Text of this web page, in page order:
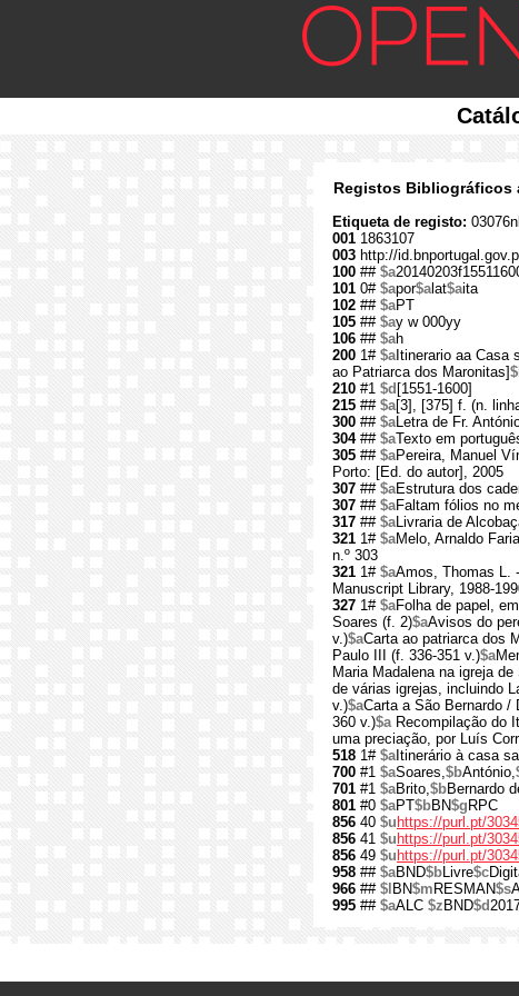
Registos Bibliográficos
Etiqueta de registo:
001 1863107
003 http://
100 ## $a
101 0# $apor$alat$aita
102 ## $aPT
105 ## $ay w 000yy
106 ## $ah
200 1# $aItinerario aa Casa
ao Patriarca dos Maronitas]
210 #1 $d [1551-1600]
215 ## $a[3], [375] f. (n.
300 ## $aLetra de Fr.
304## $aTexto em
305 ## $aPereira, Manuel
Porto: [Ed. do autor], 2005
307 ## $aEstrutura dos
307 ## $aFaltam fólios no
317 ## $aLivraria de
321 1# $aMelo, Arnaldo
n.º 303
321 1# $aAmos, Thomas L.
Manuscript Library, 1988-
327 1# $aFolha de papel,
Soares (f. 2)$aAvisos do
v.)$aCarta ao patriarca dos
Paulo III (f. 336-351 v.)$a
Maria Madalena na igreja
de várias igrejas, incluindo
v.)$aCarta a São Bernardo /
360 v.)$aRecompilação do
uma preciação, por Luís
518 1# $aItinerário à casa
700 #1 $aSoares,$bAntónio,
701 #1 $aBrito,$bBernardo
801 #0 $aPT$bBN$g RPC
856 40 $u https://purl.pt/
856 41 $u https://purl.pt/
856 49 $u https://purl.pt/
958 ## $aBND$bLivre$c
966 ## $l BN$m RESMAN$s
995 ## $aALC $z BND$d